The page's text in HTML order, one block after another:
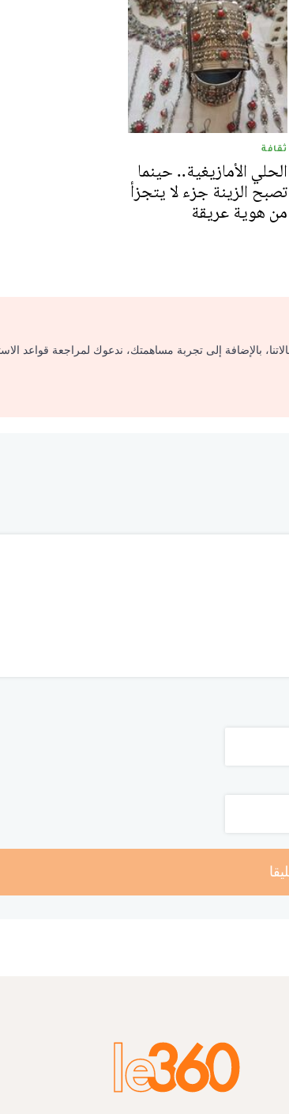
ثقافة
الحلي الأمازيغية.. حينما
تصبح الزينة جزء لا يتجزأ
من هوية عريقة
بالإضافة إلى تجربة مساهمتك، ندعوك لمراجعة قواعد